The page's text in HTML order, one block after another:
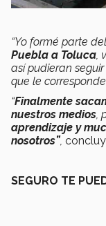
“Yo formé parte
Puebla a Toluca
así pudieran
que le
“Finalmente
nuestros medios
aprendizaje y
nosotros”,
SEGURO TE